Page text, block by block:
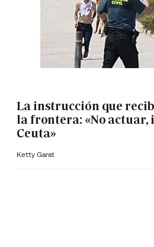
La instrucción que
la frontera: «No
Ceuta»
Ketty Garat